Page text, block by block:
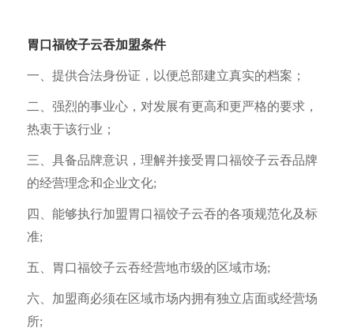
胃口福饺子云吞加盟条件
一、提供合法身份证，以便总部建立真实的档案；
二、强烈的事业心，对发展有更高和更严格的要求，
热衷于该行业；
三、具备品牌意识，理解并接受胃口福饺子云吞品牌
的经营理念和企业文化;
四、能够执行加盟胃口福饺子云吞的各项规范化及标
准;
五、胃口福饺子云吞经营地市级的区域市场;
六、加盟商必须在区域市场内拥有独立店面或经营场
所;